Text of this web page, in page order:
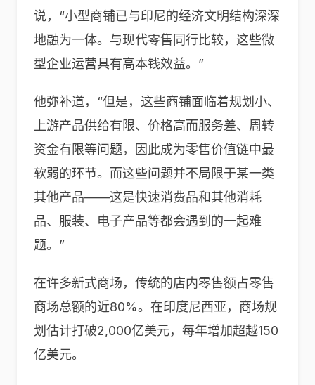
说，“小型商铺已与印尼的经济文明结构深深
地融为一体。与现代零售同行比较，这些微
型企业运营具有高本钱效益。”
他弥补道，“但是，这些商铺面临着规划小、
上游产品供给有限、价格高而服务差、周转
资金有限等问题，因此成为零售价值链中最
软弱的环节。而这些问题并不局限于某一类
其他产品——这是快速消费品和其他消耗
品、服装、电子产品等都会遇到的一起难
题。”
在许多新式商场，传统的店内零售额占零售
商场总额的近80%。在印度尼西亚，商场规
划估计打破2,000亿美元，每年增加超越150
亿美元。